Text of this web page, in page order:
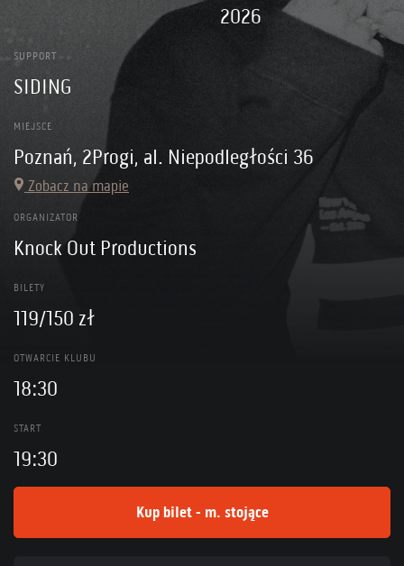
2026
SUPPORT
SIDING
MIEJSCE
Poznań, 2Progi, al. Niepodległości 36
Zobacz na mapie
ORGANIZATOR
Knock Out Productions
BILETY
119/150 zł
OTWARCIE KLUBU
18:30
START
19:30
Kup bilet - m. stojące